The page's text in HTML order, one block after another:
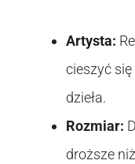
Artysta:
cieszyć
dzieła.
Rozmiar:
droższe